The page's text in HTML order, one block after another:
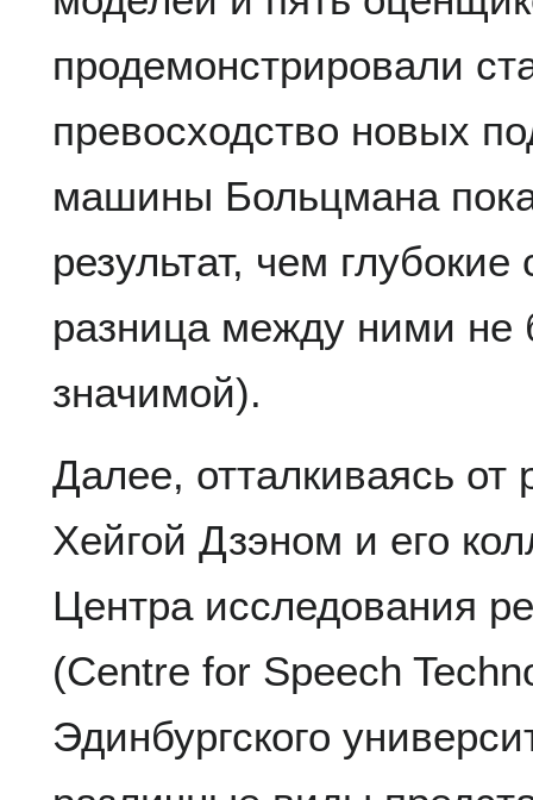
продемонстрировали
превосходство новых
машины Больцмана
результат, чем
разница между ними не
значимой).
Далее, отталкиваясь от
Хейгой Дзэном и его
Центра исследования
(Centre for Speech
Эдинбургского